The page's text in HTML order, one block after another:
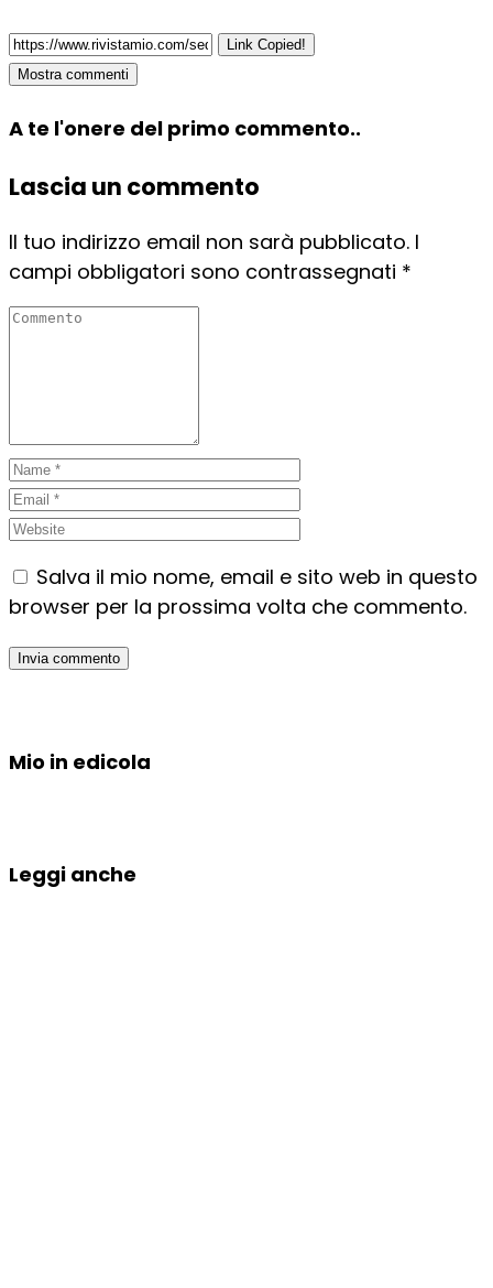
Link Copied!
Mostra commenti
A te l'onere del primo commento..
Lascia un commento
Il tuo indirizzo email non sarà pubblicato. I
campi obbligatori sono contrassegnati *
Salva il mio nome, email e sito web in questo
browser per la prossima volta che commento.
Mio in edicola
Leggi anche